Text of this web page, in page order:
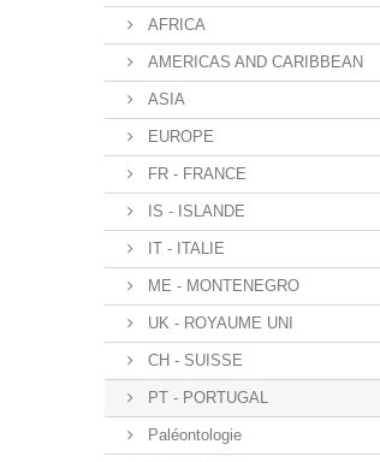
AFRICA
AMERICAS AND CARIBBEAN
ASIA
EUROPE
FR - FRANCE
IS - ISLANDE
IT - ITALIE
ME - MONTENEGRO
UK - ROYAUME UNI
CH - SUISSE
PT - PORTUGAL
Paléontologie